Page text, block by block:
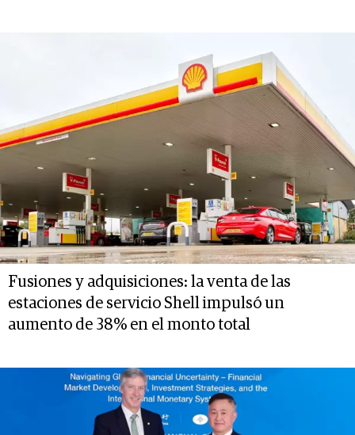
Fusiones y adquisiciones: la venta de las
estaciones de servicio Shell impulsó un
aumento de 38% en el monto total